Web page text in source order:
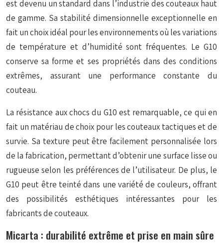
est devenu un standard dans l’industrie des couteaux haut
de gamme. Sa stabilité dimensionnelle exceptionnelle en
fait un choix idéal pour les environnements où les variations
de température et d’humidité sont fréquentes. Le G10
conserve sa forme et ses propriétés dans des conditions
extrêmes, assurant une performance constante du
couteau.
La résistance aux chocs du G10 est remarquable, ce qui en
fait un matériau de choix pour les couteaux tactiques et de
survie. Sa texture peut être facilement personnalisée lors
de la fabrication, permettant d’obtenir une surface lisse ou
rugueuse selon les préférences de l’utilisateur. De plus, le
G10 peut être teinté dans une variété de couleurs, offrant
des possibilités esthétiques intéressantes pour les
fabricants de couteaux.
Micarta : durabilité extrême et prise en main sûre